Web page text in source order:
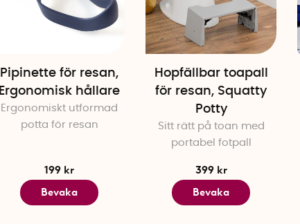
Pipinette för resan,
Ergonomisk hållare
Ergonomiskt utformad
potta för resan
199 kr
Bevaka
Hopfällbar toapall
för resan, Squatty
Potty
Sitt rätt på toan med
portabel fotpall
399 kr
Bevaka